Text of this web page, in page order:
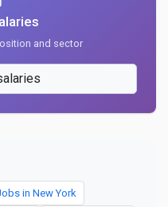
and sector
in New York